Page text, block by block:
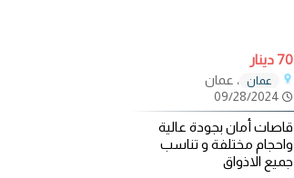
70 دينار
عمان ، عمان
09/28/2024
قاصات أمان بجودة عالية
واحجام مختلفة و تناسب
جميع الاذواق